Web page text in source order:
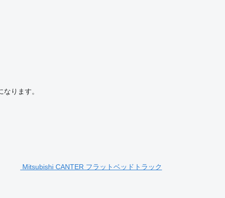
ります。
Mitsubishi CANTER フラットベッドトラック